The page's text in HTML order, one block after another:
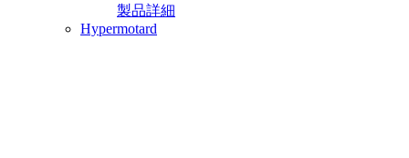
製品詳細
Hypermotard